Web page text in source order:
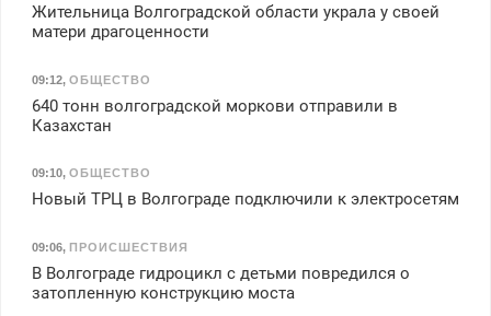
Жительница Волгоградской области украла у своей
матери драгоценности
09:12, ОБЩЕСТВО
640 тонн волгоградской моркови отправили в
Казахстан
09:10, ОБЩЕСТВО
Новый ТРЦ в Волгограде подключили к электросетям
09:06, ПРОИСШЕСТВИЯ
В Волгограде гидроцикл с детьми повредился о
затопленную конструкцию моста